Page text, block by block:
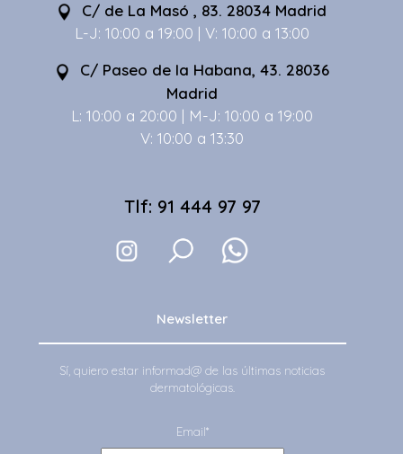
C/ de La Masó , 83. 28034 Madrid
L-J: 10:00 a 19:00 | V: 10:00 a 13:00
C/ Paseo de la Habana, 43. 28036
Madrid
L: 10:00 a 20:00 | M-J: 10:00 a 19:00
V: 10:00 a 13:30
Tlf: 91 444 97 97
Newsletter
Sí, quiero estar informad@ de las últimas noticias
dermatológicas.
Email*